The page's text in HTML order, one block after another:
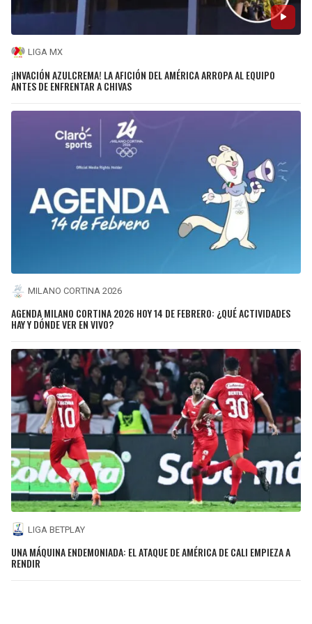
LIGA MX
¡INVACIÓN AZULCREMA! LA AFICIÓN DEL AMÉRICA ARROPA AL EQUIPO
ANTES DE ENFRENTAR A CHIVAS
MILANO CORTINA 2026
AGENDA MILANO CORTINA 2026 HOY 14 DE FEBRERO: ¿QUÉ ACTIVIDADES
HAY Y DÓNDE VER EN VIVO?
LIGA BETPLAY
UNA MÁQUINA ENDEMONIADA: EL ATAQUE DE AMÉRICA DE CALI EMPIEZA A
RENDIR